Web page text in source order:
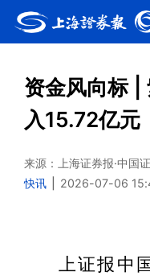
资金风向标 |
入15.72亿元
来源：上海证券报·中国
快讯
2026-07-06
上证报中